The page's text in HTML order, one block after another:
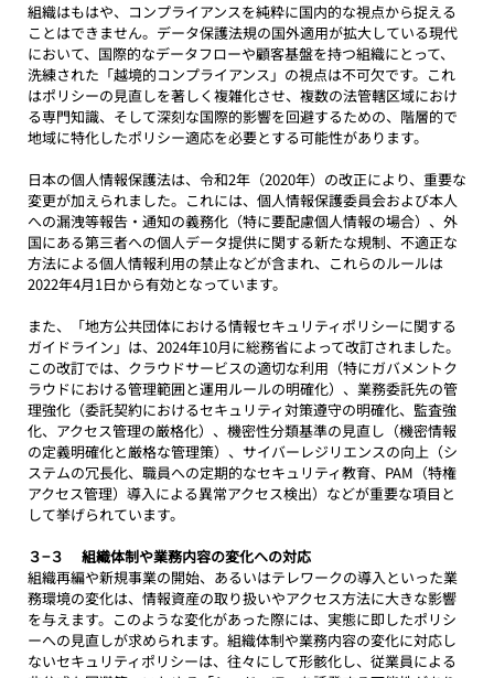
組織はもはや、コンプライアンスを純粋に国内的な視点から捉える
ことはできません。データ保護法規の国外適用が拡大している現代
において、国際的なデータフローや顧客基盤を持つ組織にとって、
洗練された「越境的コンプライアンス」の視点は不可欠です。これ
はポリシーの見直しを著しく複雑化させ、複数の法管轄区域におけ
る専門知識、そして深刻な国際的影響を回避するための、階層的で
地域に特化したポリシー適応を必要とする可能性があります。
日本の個人情報保護法は、令和2年（2020年）の改正により、重要な
変更が加えられました。これには、個人情報保護委員会および本人
への漏洩等報告・通知の義務化（特に要配慮個人情報の場合）、外
国にある第三者への個人データ提供に関する新たな規制、不適正な
方法による個人情報利用の禁止などが含まれ、これらのルールは
2022年4月1日から有効となっています。
また、「地方公共団体における情報セキュリティポリシーに関する
ガイドライン」は、2024年10月に総務省によって改訂されました。
この改訂では、クラウドサービスの適切な利用（特にガバメントク
ラウドにおける管理範囲と運用ルールの明確化）、業務委託先の管
理強化（委託契約におけるセキュリティ対策遵守の明確化、監査強
化、アクセス管理の厳格化）、機密性分類基準の見直し（機密情報
の定義明確化と厳格な管理策）、サイバーレジリエンスの向上（シ
ステムの冗長化、職員への定期的なセキュリティ教育、PAM（特権
アクセス管理）導入による異常アクセス検出）などが重要な項目と
して挙げられています。
３−３　 組織体制や業務内容の変化への対応
組織再編や新規事業の開始、あるいはテレワークの導入といった業
務環境の変化は、情報資産の取り扱いやアクセス方法に大きな影響
を与えます。このような変化があった際には、実態に即したポリシ
ーへの見直しが求められます。組織体制や業務内容の変化に対応し
ないセキュリティポリシーは、往々にして形骸化し、従業員による